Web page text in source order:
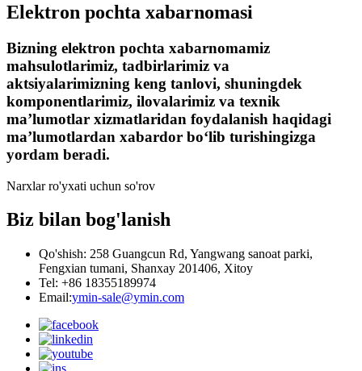
Elektron pochta xabarnomasi
Bizning elektron pochta xabarnomamiz
mahsulotlarimiz, tadbirlarimiz va
aktsiyalarimizning keng tanlovi, shuningdek
komponentlarimiz, ilovalarimiz va texnik
maʼlumotlar xizmatlaridan foydalanish haqidagi
maʼlumotlardan xabardor boʻlib turishingizga
yordam beradi.
Narxlar ro'yxati uchun so'rov
Biz bilan bog'lanish
Qo'shish: 258 Guangcun Rd, Yangwang sanoat parki,
Fengxian tumani, Shanxay 201406, Xitoy
Tel: +86 18355189974
Email:ymin-sale@ymin.com